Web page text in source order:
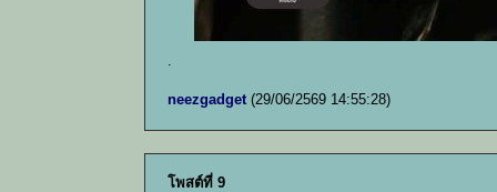
.
neezgadget (29/06/2569 14:55:28)
โพสต์ที่ 9